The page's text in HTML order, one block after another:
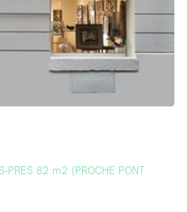
PRES 82 m2 (PROCHE PONT